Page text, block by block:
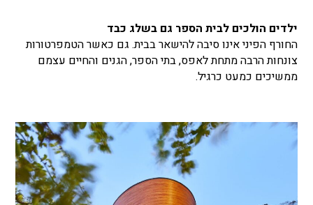
ילדים הולכים לבית הספר גם בשלג כבד
החורף הפיני אינו סיבה להישאר בבית. גם כאשר הטמפרטורות
צונחות הרבה מתחת לאפס, בתי הספר, הגנים והחיים עצמם
ממשיכים כמעט כרגיל.